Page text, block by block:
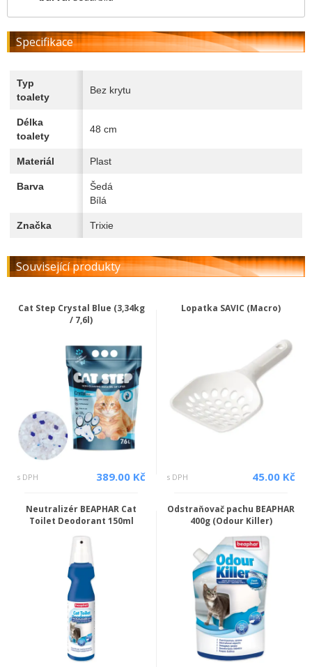
Specifikace
Typ
toalety
Bez krytu
Délka
toalety
48 cm
Materiál Plast
Barva
Šedá
Bílá
Značka Trixie
Související produkty
Cat Step Crystal Blue (3,34kg
/ 7,6l)
s DPH 389.00 Kč
Lopatka SAVIC (Macro)
s DPH 45.00 Kč
Neutralizér BEAPHAR Cat
Toilet Deodorant 150ml
Odstraňovač pachu BEAPHAR
400g (Odour Killer)